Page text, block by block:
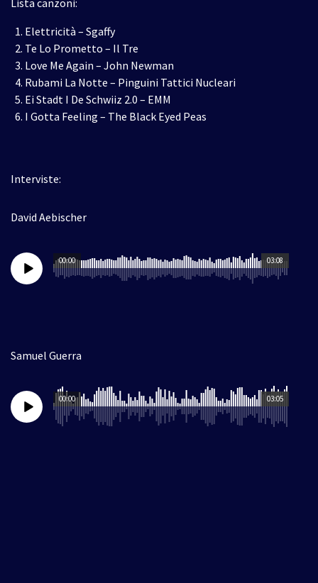
Lista canzoni:
Elettricità – Sgaffy
Te Lo Prometto – Il Tre
Love Me Again – John Newman
Rubami La Notte – Pinguini Tattici Nucleari
Ei Stadt I De Schwiiz 2.0 – EMM
I Gotta Feeling – The Black Eyed Peas
Interviste:
David Aebischer
03:08
00:00
Samuel Guerra
03:05
00:00